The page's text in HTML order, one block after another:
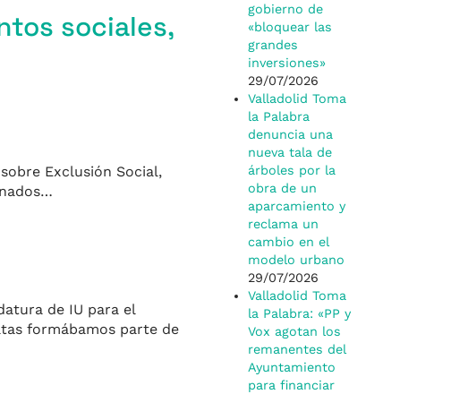
sociales,
Exclusión Social,
de IU para el
formábamos parte de
gobierno de
«bloquear las
grandes
inversiones»
29/07/2026
Valladolid Toma
la Palabra
denuncia una
nueva tala de
árboles por la
obra de un
aparcamiento y
reclama un
cambio en el
modelo urbano
29/07/2026
Valladolid Toma
la Palabra: «PP y
Vox agotan los
remanentes del
Ayuntamiento
para financiar